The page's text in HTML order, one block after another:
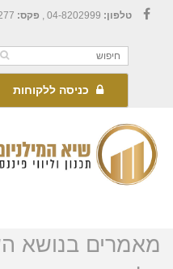
טלפון: פקס:
כניסה ללקוחות
מאמרים בנושא